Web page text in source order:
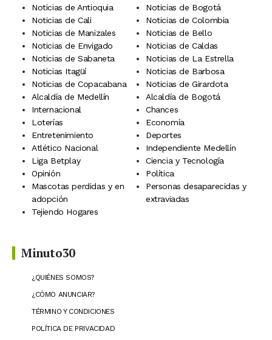
Noticias de Antioquia
Noticias de Bogotá
Noticias de Cali
Noticias de Colombia
Noticias de Manizales
Noticias de Bello
Noticias de Envigado
Noticias de Caldas
Noticias de Sabaneta
Noticias de La Estrella
Noticias Itagüí
Noticias de Barbosa
Noticias de Copacabana
Noticias de Girardota
Alcaldía de Medellín
Alcaldía de Bogotá
Internacional
Chances
Loterías
Economía
Entretenimiento
Deportes
Atlético Nacional
Independiente Medellín
Liga Betplay
Ciencia y Tecnología
Opinión
Política
Mascotas perdidas y en
adopción
Personas desaparecidas y
extraviadas
Tejiendo Hogares
Minuto30
¿QUIÉNES SOMOS?
¿CÓMO ANUNCIAR?
TÉRMINO Y CONDICIONES
POLÍTICA DE PRIVACIDAD